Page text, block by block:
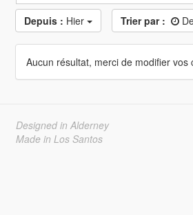
Depuis : Hier Trier par :
Aucun résultat, merci de modifier vos
Designed in Alderney
Made in Los Santos